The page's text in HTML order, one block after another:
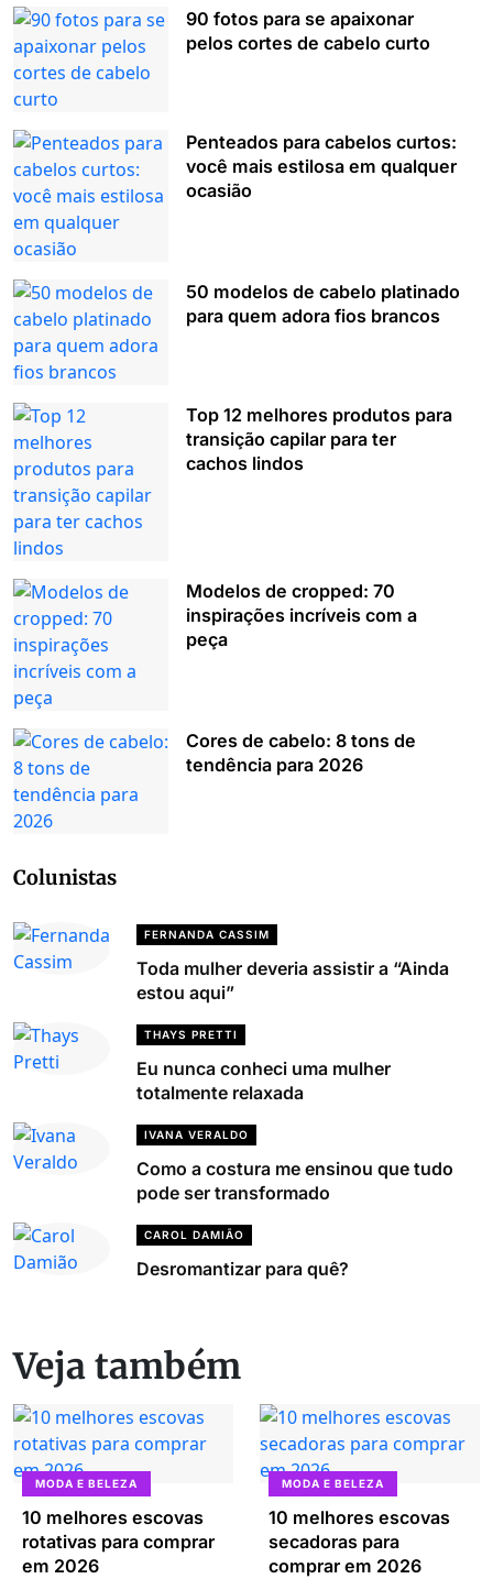
90 fotos para se apaixonar
pelos cortes de cabelo curto
Penteados para cabelos curtos:
você mais estilosa em qualquer
ocasião
50 modelos de cabelo platinado
para quem adora fios brancos
Top 12 melhores produtos para
transição capilar para ter
cachos lindos
Modelos de cropped: 70
inspirações incríveis com a
peça
Cores de cabelo: 8 tons de
tendência para 2026
Colunistas
FERNANDA CASSIM
Toda mulher deveria assistir a “Ainda
estou aqui”
THAYS PRETTI
Eu nunca conheci uma mulher
totalmente relaxada
IVANA VERALDO
Como a costura me ensinou que tudo
pode ser transformado
CAROL DAMIÃO
Desromantizar para quê?
Veja também
MODA E BELEZA
10 melhores escovas
rotativas para comprar
em 2026
MODA E BELEZA
10 melhores escovas
secadoras para
comprar em 2026